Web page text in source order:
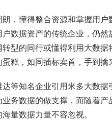
，懂得整合资源和掌握用户
数据资产的传统企业，仍然
型的同行或懂得利用大数据
糕，如同插标卖首，手到擒
等知名企业引用米多大数据
务数据的做支撑，而随着产
量数据力量不容忽视。